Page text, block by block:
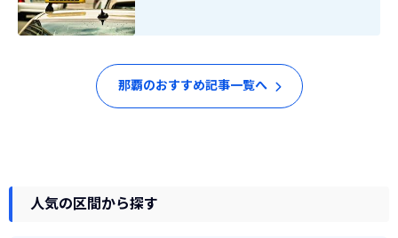
那覇のおすすめ記事一覧へ
人気の区間から探す